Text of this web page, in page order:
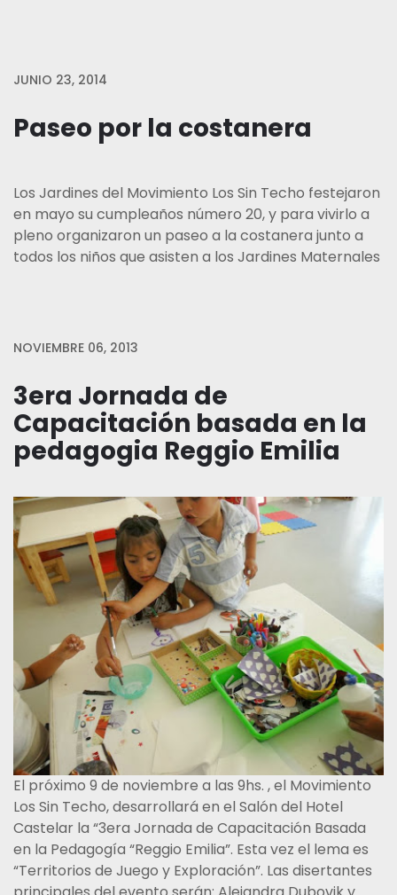
JUNIO 23, 2014
Paseo por la costanera
Los Jardines del Movimiento Los Sin Techo festejaron
en mayo su cumpleaños número 20, y para vivirlo a
pleno organizaron un paseo a la costanera junto a
todos los niños que asisten a los Jardines Maternales
NOVIEMBRE 06, 2013
3era Jornada de
Capacitación basada en la
pedagogia Reggio Emilia
El próximo 9 de noviembre a las 9hs. , el Movimiento
Los Sin Techo, desarrollará en el Salón del Hotel
Castelar la “3era Jornada de Capacitación Basada
en la Pedagogía “Reggio Emilia”. Esta vez el lema es
“Territorios de Juego y Exploración”. Las disertantes